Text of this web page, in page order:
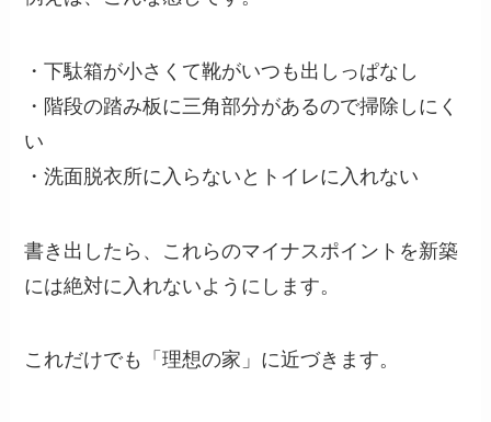
・下駄箱が小さくて靴がいつも出しっぱなし
・階段の踏み板に三角部分があるので掃除しにく
い
・洗面脱衣所に入らないとトイレに入れない
書き出したら、これらのマイナスポイントを新築
には絶対に入れないようにします。
これだけでも「理想の家」に近づきます。